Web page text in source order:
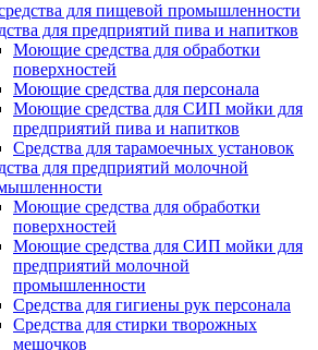
для пищевой промышленности
для предприятий пива и напитков
Моющие средства для обработки
поверхностей
Моющие средства для персонала
Моющие средства для СИП мойки для
предприятий пива и напитков
Средства для тарамоечных установок
для предприятий молочной
Моющие средства для обработки
поверхностей
Моющие средства для СИП мойки для
предприятий молочной
промышленности
Средства для гигиены рук персонала
Средства для стирки творожных
мешочков